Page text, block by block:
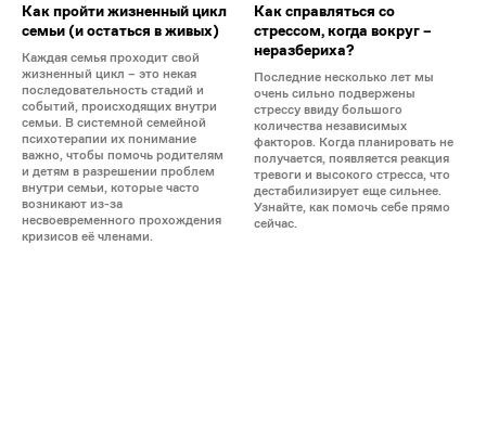
Как пройти жизненный цикл
семьи (и остаться в живых)
Каждая семья проходит свой
жизненный цикл – это некая
последовательность стадий и
событий, происходящих внутри
семьи. В системной семейной
психотерапии их понимание
важно, чтобы помочь родителям
и детям в разрешении проблем
внутри семьи, которые часто
возникают из-за
несвоевременного прохождения
кризисов её членами.
Как справляться со
стрессом, когда вокруг –
неразбериха?
Последние несколько лет мы
очень сильно подвержены
стрессу ввиду большого
количества независимых
факторов. Когда планировать не
получается, появляется реакция
тревоги и высокого стресса, что
дестабилизирует еще сильнее.
Узнайте, как помочь себе прямо
сейчас.